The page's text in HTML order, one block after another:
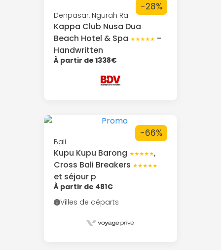
Denpasar, Ngurah Rai
Kappa Club Nusa Dua
Beach Hotel & Spa ★★★★★ -
Handwritten
À partir de 1338€
-28%
Bali
Kupu Kupu Barong ★★★★★,
Cross Bali Breakers ★★★★★
et séjour p
À partir de 481€
Villes de départs
-66%